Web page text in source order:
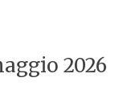
2026